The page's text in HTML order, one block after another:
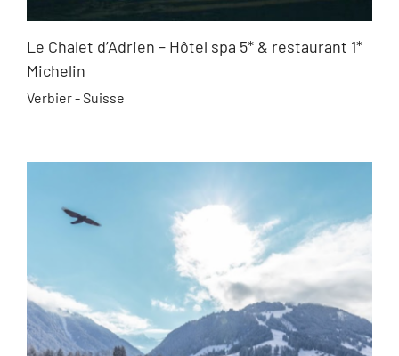
Le Chalet d’Adrien – Hôtel spa 5* & restaurant 1*
Michelin
Verbier - Suisse